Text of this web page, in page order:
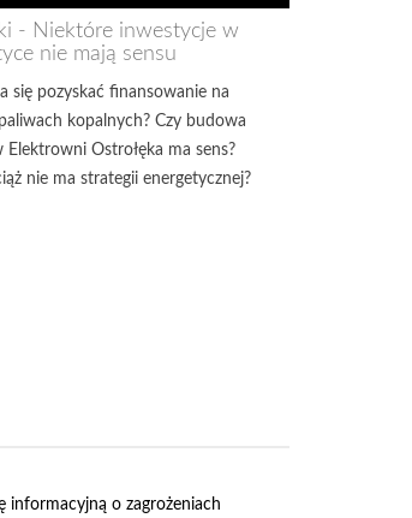
- Niektóre inwestycje w
nie mają sensu
się pozyskać finansowanie na
kopalnych? Czy budowa
Ostrołęka ma sens?
nie ma strategii energetycznej?
informacyjną o zagrożeniach